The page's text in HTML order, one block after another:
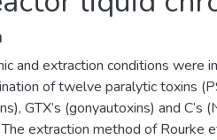
and extraction conditions were
of twelve paralytic toxins
GTX’s (gonyautoxins) and C’s
extraction method of Rourke